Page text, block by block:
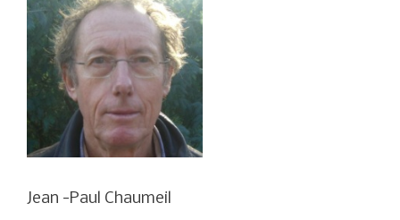
Jean -Paul Chaumeil